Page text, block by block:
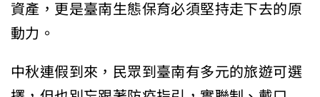
資產，更是臺南生態保育必須堅持走下去的原
動力。
中秋連假到來，民眾到臺南有多元的旅遊可選